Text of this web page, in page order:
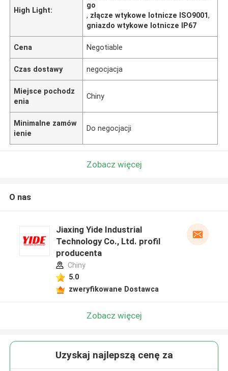
High Light:
go
, złącze wtykowe lotnicze ISO9001,
gniazdo wtykowe lotnicze IP67
Cena Negotiable
Czas dostawy negocjacja
Miejsce pochodz
enia
Chiny
Minimalne zamów
ienie
Do negocjacji
Zobacz więcej
O nas
Jiaxing Yide Industrial
Technology Co., Ltd. profil
producenta
Chiny
5.0
zweryfikowane Dostawca
Zobacz więcej
Uzyskaj najlepszą cenę za